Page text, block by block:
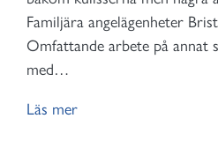
Familjära angelägenheter
Omfattande arbete på annat
med…
Läs mer